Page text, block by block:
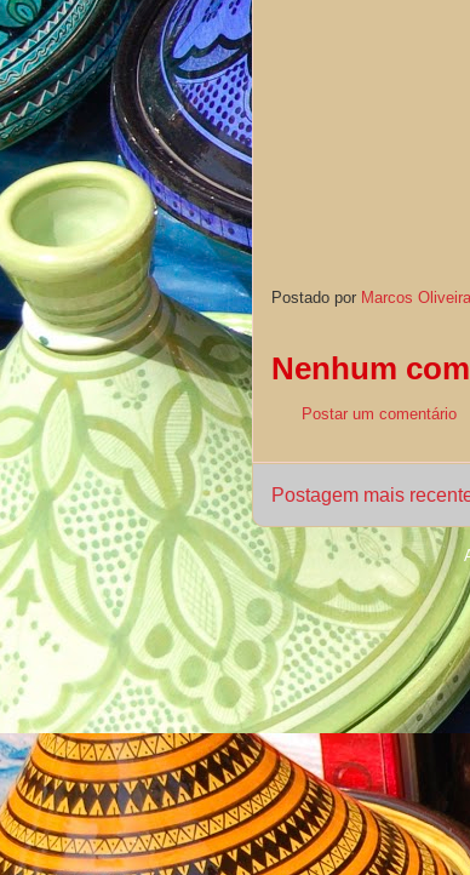
Postado por Marcos Oliveira
Nenhum
Postar um comentário
Postagem mais